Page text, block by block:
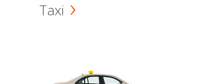
Taxi